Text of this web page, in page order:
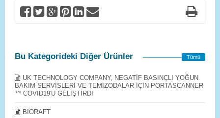
Tümü
Bu Kategorideki Diğer Ürünler
UK TECHNOLOGY COMPANY, NEGATİF BASINÇLI YOĞUN
BAKIM SERVİSLERİ VE TEMİZODALAR İÇİN PORTASCANNER
™ COVID19'U GELİŞTİRDİ
BIORAFT